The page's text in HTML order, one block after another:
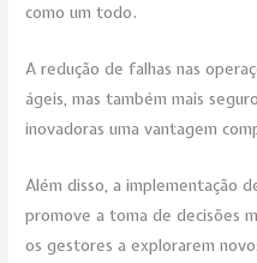
como um todo.
A redução de falhas nas
ágeis, mas também mais
inovadoras uma vantagem
Além disso, a implementação
promove a toma de decisões
os gestores a explorarem